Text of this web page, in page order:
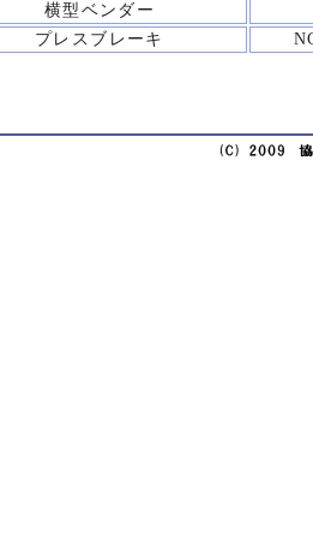
横型ベンダー
プレスブレーキ